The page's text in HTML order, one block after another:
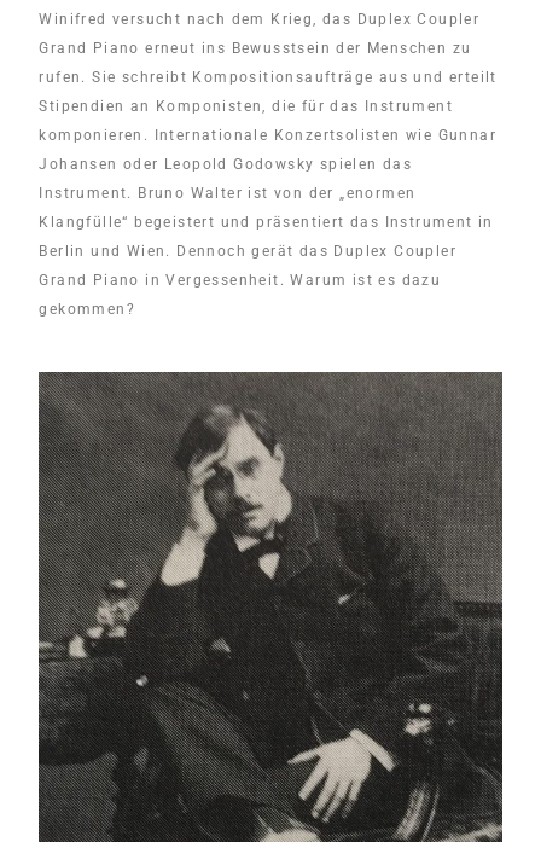
Winifred versucht nach dem Krieg, das Duplex Coupler
Grand Piano erneut ins Bewusstsein der Menschen zu
rufen. Sie schreibt Kompositionsaufträge aus und erteilt
Stipendien an Komponisten, die für das Instrument
komponieren. Internationale Konzertsolisten wie Gunnar
Johansen oder Leopold Godowsky spielen das
Instrument. Bruno Walter ist von der „enormen
Klangfülle“ begeistert und präsentiert das Instrument in
Berlin und Wien. Dennoch gerät das Duplex Coupler
Grand Piano in Vergessenheit. Warum ist es dazu
gekommen?